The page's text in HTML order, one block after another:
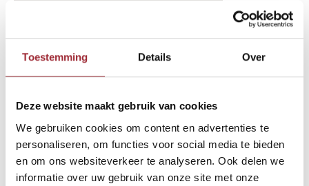
Toestemming Details Over
Deze website maakt gebruik van cookies
We gebruiken cookies om content en advertenties te
personaliseren, om functies voor social media te bieden
en om ons websiteverkeer te analyseren. Ook delen we
informatie over uw gebruik van onze site met onze
Andere Binnenkijkers die u
wellicht ook interesseren